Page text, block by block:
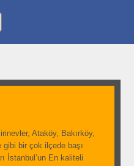
Ataköy, Bakırköy,
gibi bir çok ilçede başı
İstanbul’un En kaliteli